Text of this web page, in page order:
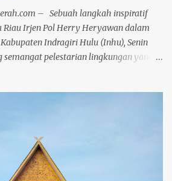
lebih mendalam. Sebab sebuah
yang jauh...
– Sebuah langkah inspiratif
Riau Irjen Pol Herry Heryawan dalam
Indragiri Hulu (Inhu), Senin
semangat pelestarian lingkungan yang
hingga kantor pemerintahan di
hingga ke tingkat desa. Kedatangan
hangat oleh jajaran Forkopimda Inhu,